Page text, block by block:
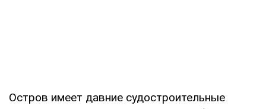
Остров имеет давние судостроительные